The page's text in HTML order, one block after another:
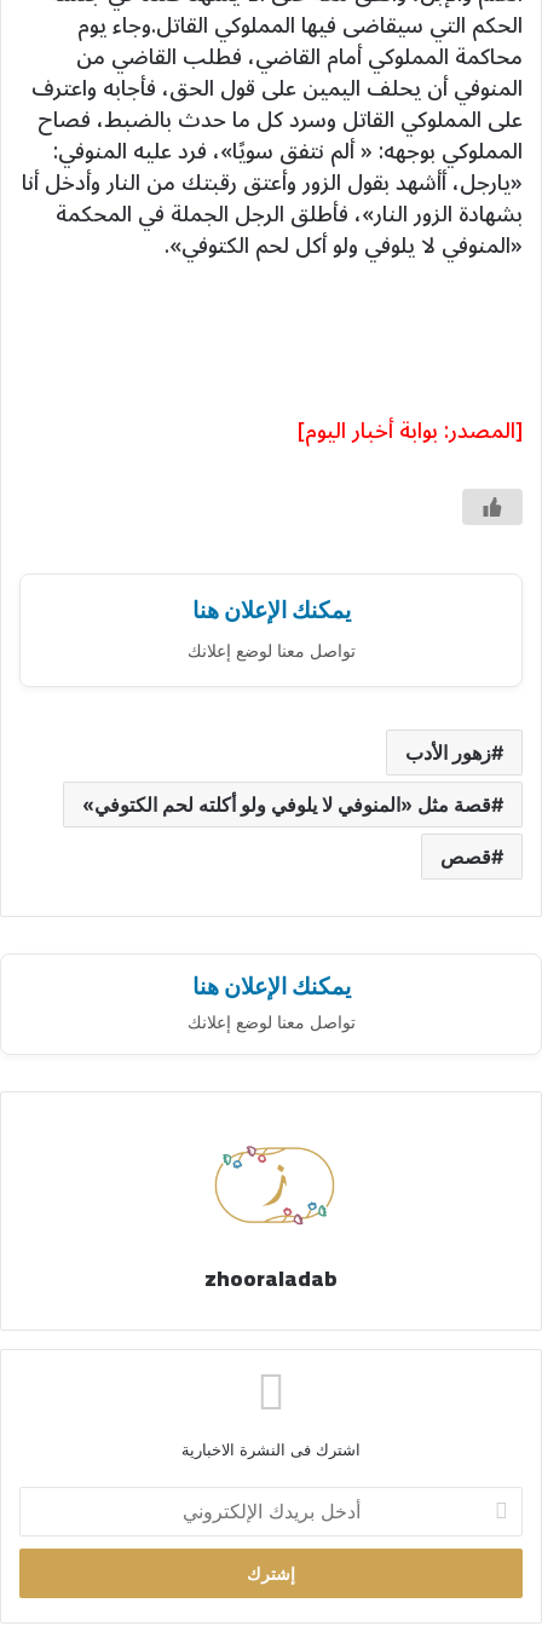
الحكم التي سيقاضى فيها المملوكي القاتل.وجاء يوم
محاكمة المملوكي أمام القاضي، فطلب القاضي من
المنوفي أن يحلف اليمين على قول الحق، فأجابه واعترف
على المملوكي القاتل وسرد كل ما حدث بالضبط، فصاح
المملوكي بوجهه: « ألم نتفق سويًا»، فرد عليه المنوفي:
«يارجل، أأشهد بقول الزور وأعتق رقبتك من النار وأدخل أنا
بشهادة الزور النار»، فأطلق الرجل الجملة في المحكمة
«المنوفي لا يلوفي ولو أكل لحم الكتوفي».
[المصدر: بوابة أخبار اليوم]
يمكنك الإعلان هنا
تواصل معنا لوضع إعلانك
زهور الأدب
قصة مثل «المنوفي لا يلوفي ولو أكلته لحم الكتوفي»
قصص
يمكنك الإعلان هنا
تواصل معنا لوضع إعلانك
zhooraladab
اشترك فى النشرة الاخبارية
خ
ب